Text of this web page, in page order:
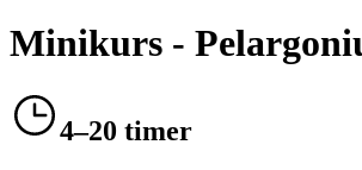
Minikurs -
4–20 timer